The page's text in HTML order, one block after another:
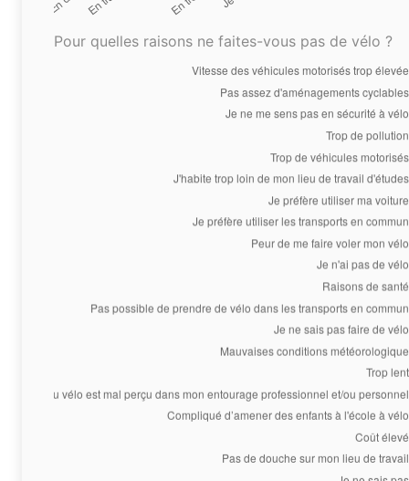
Pour quelles raisons ne faites-vous pas de vélo ?